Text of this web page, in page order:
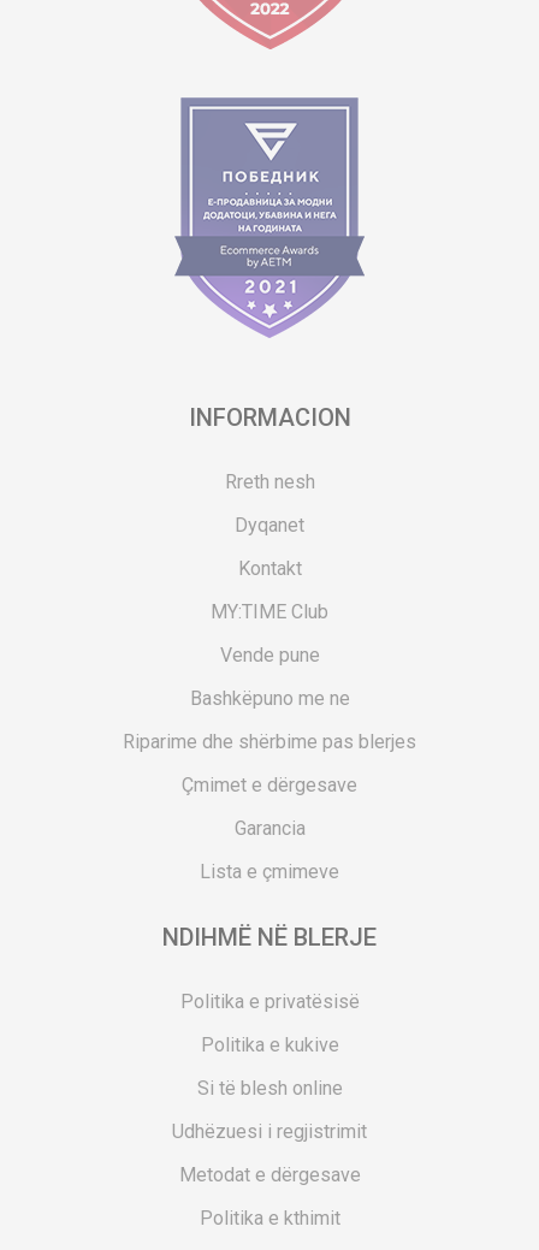
INFORMACION
Rreth nesh
Dyqanet
Kontakt
MY:TIME Club
Vende pune
Bashkëpuno me ne
Riparime dhe shërbime pas blerjes
Çmimet e dërgesave
Garancia
Lista e çmimeve
NDIHMË NË BLERJE
Politika e privatësisë
Politika e kukive
Si të blesh online
Udhëzuesi i regjistrimit
Metodat e dërgesave
Politika e kthimit